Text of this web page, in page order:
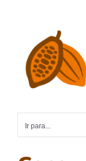
conteúdo
Ir para...